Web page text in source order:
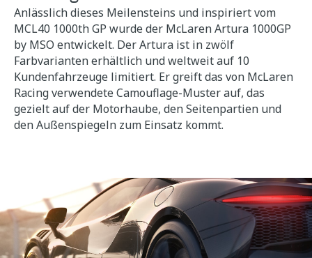
Anlässlich dieses Meilensteins und inspiriert vom
MCL40 1000th GP wurde der McLaren Artura 1000GP
by MSO entwickelt. Der Artura ist in zwölf
Farbvarianten erhältlich und weltweit auf 10
Kundenfahrzeuge limitiert. Er greift das von McLaren
Racing verwendete Camouflage-Muster auf, das
gezielt auf der Motorhaube, den Seitenpartien und
den Außenspiegeln zum Einsatz kommt.